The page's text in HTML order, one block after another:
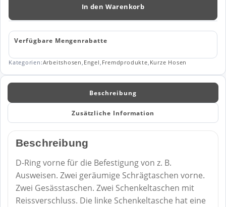
314
In den Warenkorb
Verfügbare Mengenrabatte
Kategorien:Arbeitshosen, Engel, Fremdprodukte, Kurze Hosen
Beschreibung
Zusätzliche Information
Beschreibung
D-Ring vorne für die Befestigung von z. B.
Ausweisen. Zwei geräumige Schrägtaschen vorne.
Zwei Gesässtaschen. Zwei Schenkeltaschen mit
Reissverschluss. Die linke Schenkeltasche hat eine